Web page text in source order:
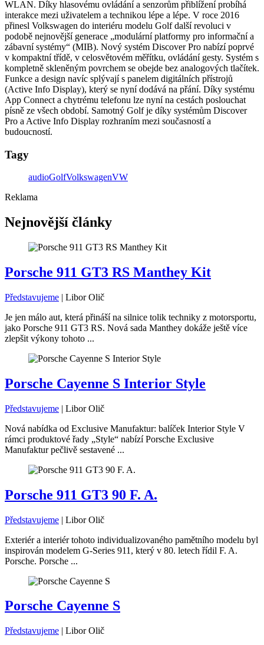
WLAN. Díky hlasovému ovládání a senzorům přiblížení probíhá
interakce mezi uživatelem a technikou lépe a lépe. V roce 2016
přinesl Volkswagen do interiéru modelu Golf další revoluci v
podobě nejnovější generace „modulární platformy pro informační a
zábavní systémy“ (MIB). Nový systém Discover Pro nabízí poprvé
v kompaktní třídě, v celosvětovém měřítku, ovládání gesty. Systém s
kompletně skleněným povrchem se obejde bez analogových tlačítek.
Funkce a design navíc splývají s panelem digitálních přístrojů
(Active Info Display), který se nyní dodává na přání. Díky systému
App Connect a chytrému telefonu lze nyní na cestách poslouchat
písně ze všech období. Samotný Golf je díky systémům Discover
Pro a Active Info Display rozhraním mezi současností a
budoucností.
Tagy
audioGolfVolkswagenVW
Reklama
Nejnovější články
Porsche 911 GT3 RS Manthey Kit
Představujeme | Libor Olič
Je jen málo aut, která přináší na silnice tolik techniky z motorsportu,
jako Porsche 911 GT3 RS. Nová sada Manthey dokáže ještě více
zlepšit výkony tohoto ...
Porsche Cayenne S Interior Style
Představujeme | Libor Olič
Nová nabídka od Exclusive Manufaktur: balíček Interior Style V
rámci produktové řady „Style“ nabízí Porsche Exclusive
Manufaktur pečlivě sestavené ...
Porsche 911 GT3 90 F. A.
Představujeme | Libor Olič
Exteriér a interiér tohoto individualizovaného pamětního modelu byl
inspirován modelem G-Series 911, který v 80. letech řídil F. A.
Porsche. Porsche ...
Porsche Cayenne S
Představujeme | Libor Olič